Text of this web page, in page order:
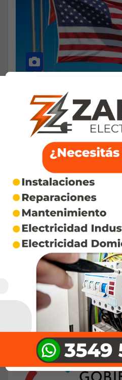
SOCIEDAD
Sigue el limbo
cubanos con I-
Uscis para
JULIO 30, 2025
El formulario I-220A permitió
entraran a Estados Unidos,
encuentran en un limbo
“libertad bajo palabra” no